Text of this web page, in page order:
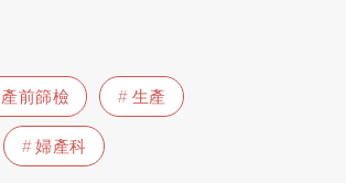
產前篩檢
生產
婦產科